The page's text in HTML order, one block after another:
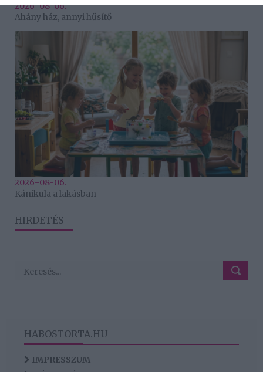
2026-08-06.
Ahány ház, annyi hűsítő
2026-08-06.
Kánikula a lakásban
HIRDETÉS
HABOSTORTA.HU
IMPRESSZUM